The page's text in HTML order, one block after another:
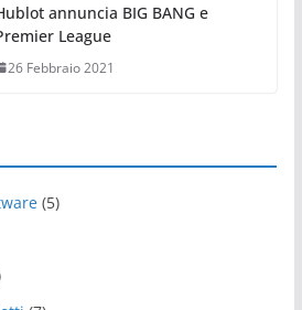
annuncia BIG BANG e
League
26 Febbraio 2021
(5)